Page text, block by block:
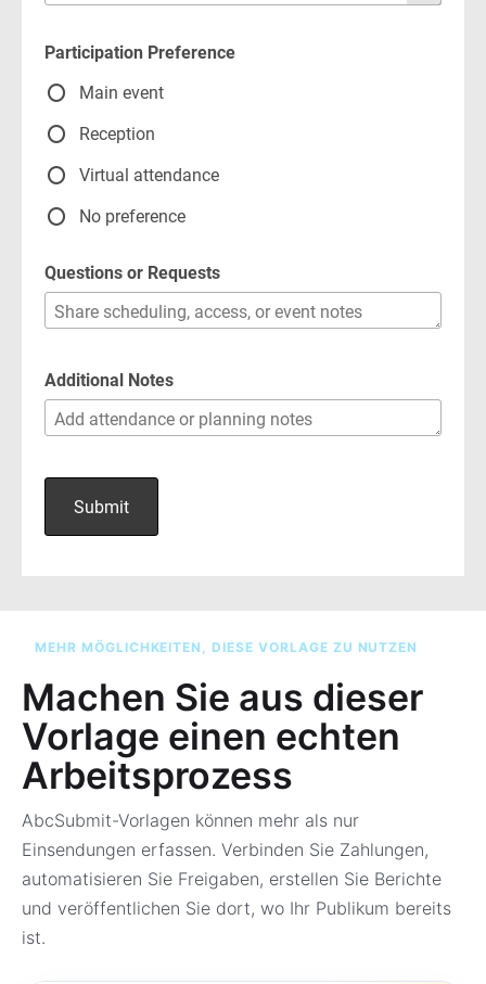
MEHR MÖGLICHKEITEN, DIESE VORLAGE ZU NUTZEN
Machen Sie aus dieser
Vorlage einen echten
Arbeitsprozess
AbcSubmit-Vorlagen können mehr als nur
Einsendungen erfassen. Verbinden Sie Zahlungen,
automatisieren Sie Freigaben, erstellen Sie Berichte
und veröffentlichen Sie dort, wo Ihr Publikum bereits
ist.